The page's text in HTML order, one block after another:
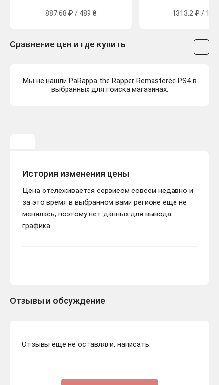
887.68 ₽ / 489 ₴ 1313.2 ₽ /
Сравнение цен и где купить
Мы не нашли PaRappa the Rapper Remastered PS4 в
выбранных для поиска магазинах.
История изменения цены
Цена отслеживается сервисом совсем недавно и
за это время в выбранном вами регионе еще не
менялась, поэтому нет данных для вывода
графика.
Отзывы и обсуждение
Отзывы еще не оставляли, написать: